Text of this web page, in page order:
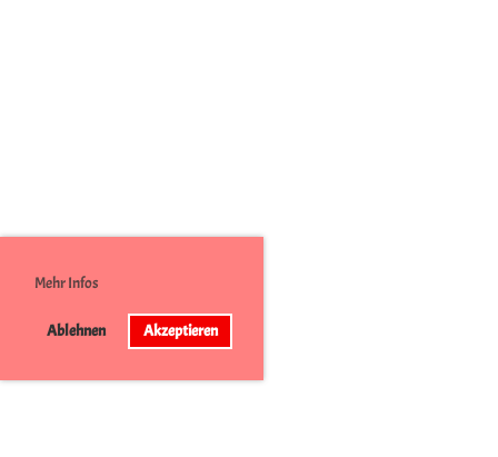
Mehr Infos
Ablehnen Akzeptieren